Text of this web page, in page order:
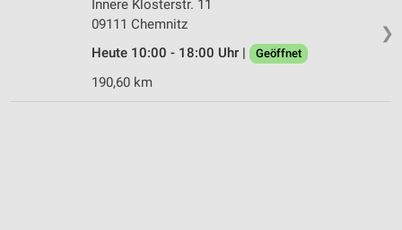
❯
Innere Klosterstr. 11
09111 Chemnitz
Heute 10:00 - 18:00 Uhr |
Geöffnet
190,60 km